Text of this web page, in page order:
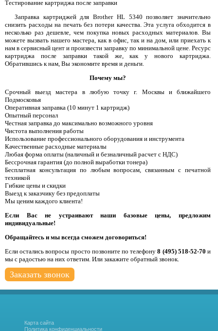
Тестирование картриджа после заправки
Заправка картриджей для Brother HL 5340 позволяет значительно
снизить расходы на печать без потери качества. Эта услуга обходится в
несколько раз дешевле, чем покупка новых расходных материалов. Вы
можете вызвать нашего мастера, как в офис, так и на дом, или приехать к
нам в сервисный цент и произвести заправку по минимальной цене. Ресурс
картриджа после заправки такой же, как у нового картриджа.
Обратившись к нам, Вы экономите время и деньги.
Почему мы?
Срочный выезд мастера в любую точку г. Москвы и ближайшего
Подмосковья
Оперативная заправка (10 минут 1 картридж)
Опытный персонал
Честная заправка до максимально возможного уровня
Чистота выполнения работы
Использование профессионального оборудования и инструмента
Качественные расходные материалы
Любая форма оплаты (наличный и безналичный расчет с НДС)
Бессрочная гарантия (до полной выработки тонера)
Бесплатная консультация по любым вопросам, связанным с печатной
техникой
Гибкие цены и скидки
Выезд к заказчику без предоплаты
Мы ценим каждого клиента!
Если Вас не устраивают наши базовые цены, предложим
индивидуальные!
Обращайтесь и мы всегда сможем договориться!
Если остались вопросы просто позвоните по телефону8 (495) 518-52-70 и
мы с радостью на них ответим. Или закажите обратный звонок.
Заказать звонок
Карта сайта
Политика конфиденциальности